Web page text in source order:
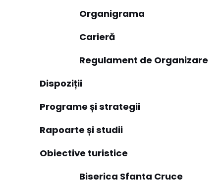
Organigrama
Carieră
Regulament de Organizare
Dispoziții
Programe și strategii
Rapoarte și studii
Obiective turistice
Biserica Sfanta Cruce